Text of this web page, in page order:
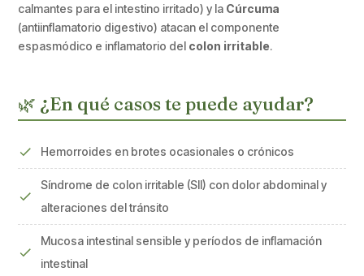
calmantes para el intestino irritado) y la Cúrcuma
(antiinflamatorio digestivo) atacan el componente
espasmódico e inflamatorio del colon irritable.
🌿 ¿En qué casos te puede ayudar?
Hemorroides en brotes ocasionales o crónicos
Síndrome de colon irritable (SII) con dolor abdominal y
alteraciones del tránsito
Mucosa intestinal sensible y períodos de inflamación
intestinal